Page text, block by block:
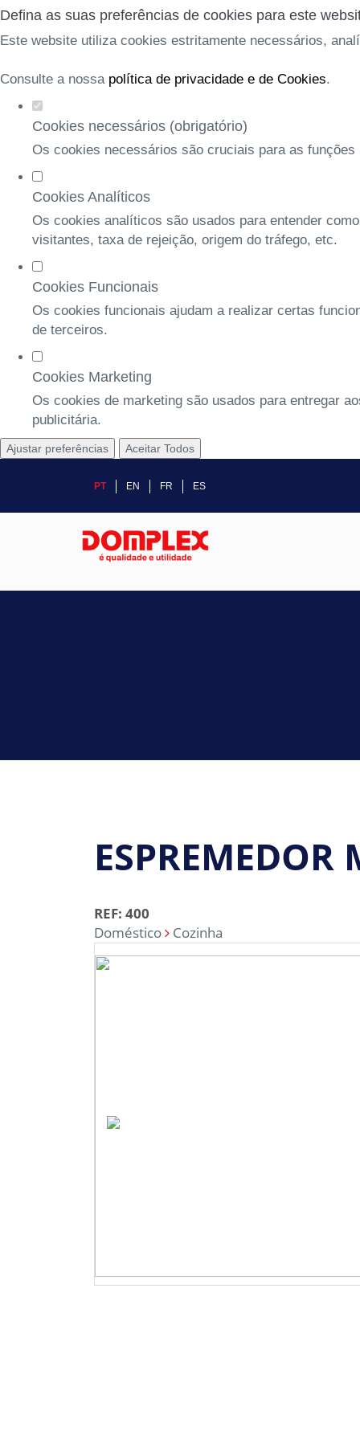
Defina as suas preferências de cookies para este
Este website utiliza cookies estritamente necessários,
Consulte a nossa política de privacidade e de Cookies.
Cookies necessários (obrigatório)
Os cookies necessários são cruciais para as
Cookies Analíticos
Os cookies analíticos são usados para entender
visitantes, taxa de rejeição, origem do tráfego, etc.
Cookies Funcionais
Os cookies funcionais ajudam a realizar certas
de terceiros.
Cookies Marketing
Os cookies de marketing são usados para entregar
publicitária.
Ajustar preferências Aceitar Todos
PT EN FR ES
ESPREMEDOR
REF: 400
Doméstico
Cozinha